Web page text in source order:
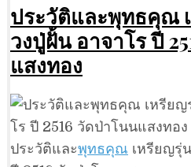
ประวัติและพุทธคุณ
วงปู่ฝั้น อาจาโร ปี
แสงทอง
ประวัติและพุทธคุณ เหรียญรุ่